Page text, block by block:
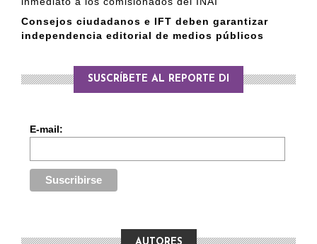
Consejos ciudadanos e IFT deben garantizar
independencia editorial de medios públicos
SUSCRÍBETE AL REPORTE DI
E-mail: